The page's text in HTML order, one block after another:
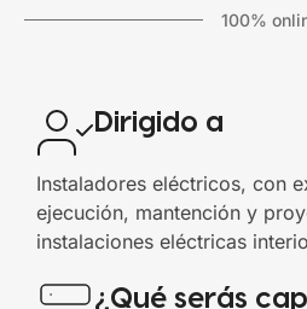
100%
Dirigido a
Instaladores eléctricos, con
ejecución, mantención y
instalaciones eléctricas
¿Qué serás